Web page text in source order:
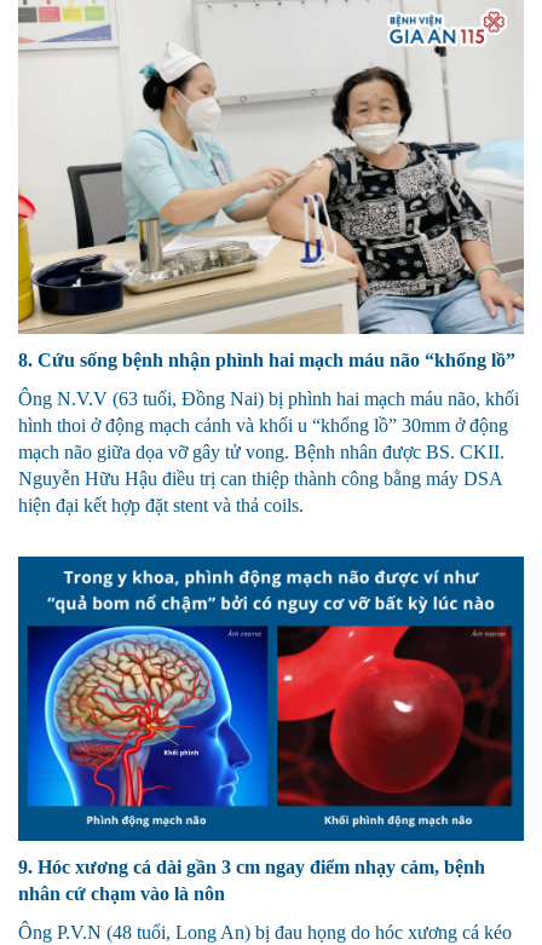
8. Cứu sống bệnh nhận phình hai mạch máu não “khổng lồ”
Ông N.V.V (63 tuổi, Đồng Nai) bị phình hai mạch máu não, khối
hình thoi ở động mạch cảnh và khối u “khổng lồ” 30mm ở động
mạch não giữa dọa vỡ gây tử vong. Bệnh nhân được BS. CKII.
Nguyễn Hữu Hậu điều trị can thiệp thành công bằng máy DSA
hiện đại kết hợp đặt stent và thả coils.
9. Hóc xương cá dài gần 3 cm ngay điểm nhạy cảm, bệnh
nhân cứ chạm vào là nôn
Ông P.V.N (48 tuổi, Long An) bị đau họng do hóc xương cá kéo